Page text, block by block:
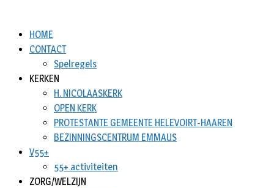
HOME
CONTACT
Spelregels
KERKEN
H. NICOLAASKERK
OPEN KERK
PROTESTANTE GEMEENTE HELEVOIRT-HAAREN
BEZINNINGSCENTRUM EMMAUS
V55+
55+ activiteiten
ZORG/WELZIJN